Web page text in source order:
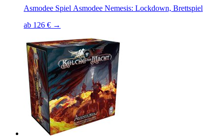
Asmodee Spiel Asmodee Nemesis: Lockdown, Brettspiel
ab 126 € →